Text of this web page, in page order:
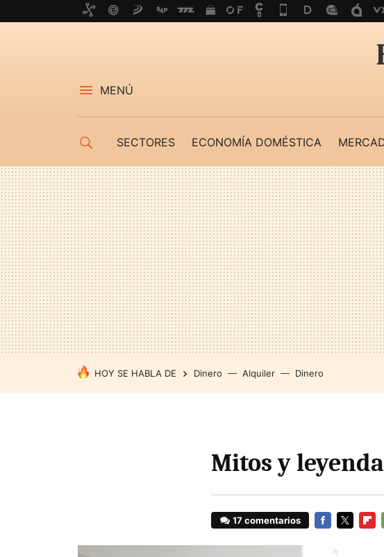
MENÚ
SECTORES ECONOMÍA DOMÉSTICA
HOY SE HABLA DE Dinero Alquiler Dinero
Mitos y
17 comentarios